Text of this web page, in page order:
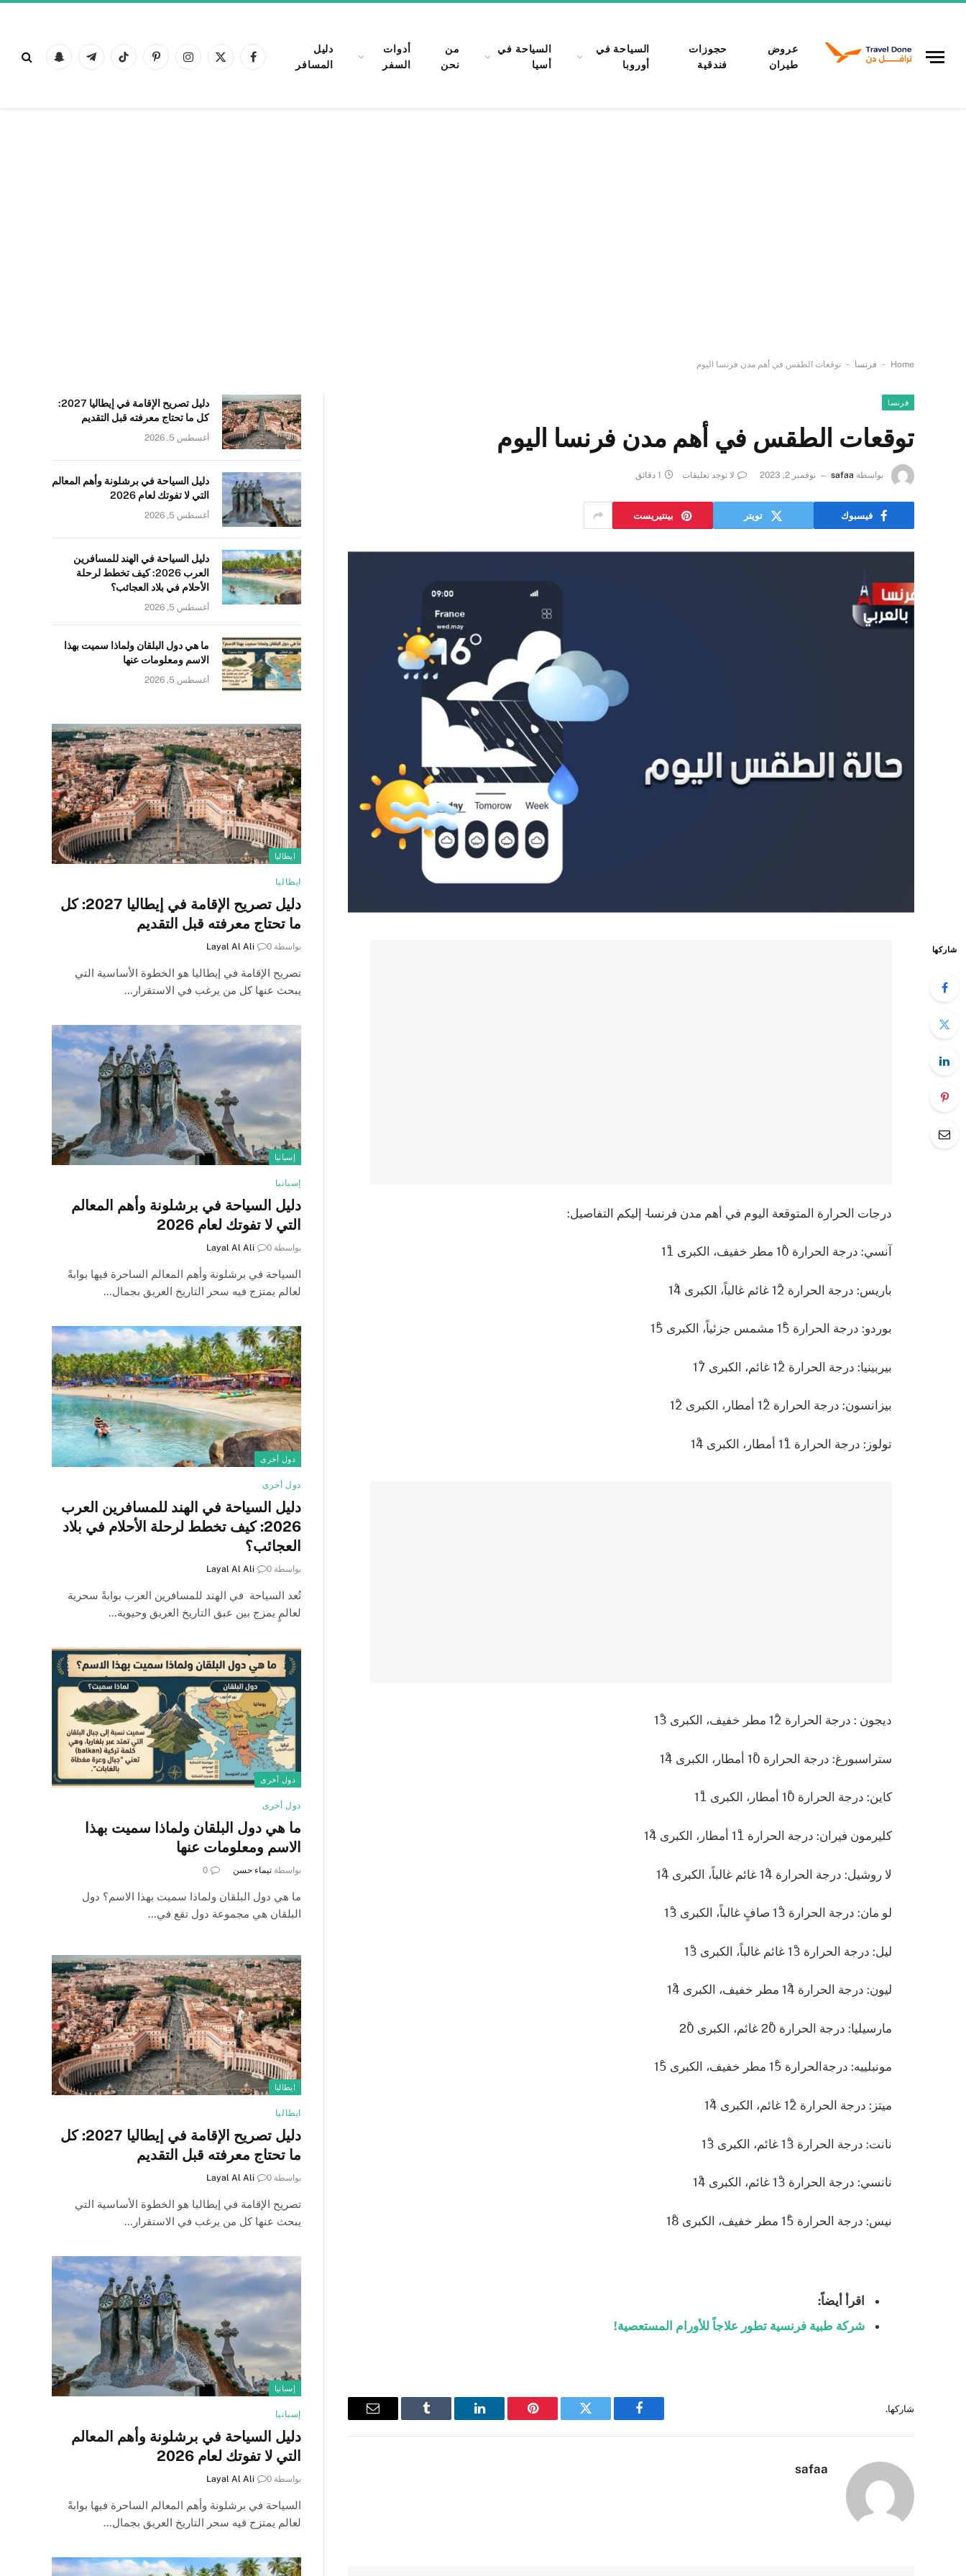
عروض
طيران
حجوزات
فندقية
السياحة في
أوروبا
السياحة في
أسيا
من
نحن
أدوات
السفر
دليل
المسافر
فيسبوكX
الانستغرامبينتيريستتيكتوك تيلقرام Snapchat
Home
- فرنسا - توقعات الطقس في أهم مدن فرنسا اليوم
فرنسا
توقعات الطقس في أهم مدن فرنسا اليوم
بواسطة safaa نوفمبر 2, 2023 لا توجد تعليقات 1 دقائق
فيسبوك تويتر بينتيريست
شاركها
درجات الحرارة المتوقعة اليوم في أهم مدن فرنسا- إليكم التفاصيل:
آنسي: درجة الحرارة 10ْ مطر خفيف، الكبرى 11ْ
باريس: درجة الحرارة 12ْ غائم غالباً، الكبرى 14ْ
بوردو: درجة الحرارة 15ْ مشمس جزئياً، الكبرى 15ْ
بيربينيا: درجة الحرارة 12ْ غائم، الكبرى 17ْ
بيزانسون: درجة الحرارة 12ْ أمطار، الكبرى 12ْ
تولوز: درجة الحرارة 11ْ أمطار، الكبرى 14ْ
ديجون : درجة الحرارة 12ْ مطر خفيف، الكبرى 13ْ
ستراسبورغ: درجة الحرارة 10ْ أمطار، الكبرى 14ْ
كاين: درجة الحرارة 10ْ أمطار، الكبرى 11ْ
كليرمون فيران: درجة الحرارة 11ْ أمطار، الكبرى 14ْ
لا روشيل: درجة الحرارة 14ْ غائم غالباً، الكبرى 14ْ
لو مان: درجة الحرارة 13ْ صافٍ غالباً، الكبرى 13ْ
ليل: درجة الحرارة 13ْ غائم غالباً، الكبرى 13ْ
ليون: درجة الحرارة 14ْ مطر خفيف، الكبرى 14ْ
مارسيليا: درجة الحرارة 20ْ غائم، الكبرى 20ْ
مونبلييه: درجةالحرارة 15ْ مطر خفيف، الكبرى 15ْ
ميتز: درجة الحرارة 12ْ غائم، الكبرى 14ْ
نانت: درجة الحرارة 13ْ غائم، الكبرى 13ْ
نانسي: درجة الحرارة 13ْ غائم، الكبرى 14ْ
نيس: درجة الحرارة 15ْ مطر خفيف، الكبرى 18ْ
اقرأ أيضاً:
شركة طبية فرنسية تطور علاجاً للأورام المستعصية!
شاركها.
فيسبوك تويتر بينتيريستلينكدإن Tumblr
البريد
safaa
دليل تصريح الإقامة في إيطاليا 2027:
كل ما تحتاج معرفته قبل التقديم
أغسطس 5, 2026
دليل السياحة في برشلونة وأهم المعالم
التي لا تفوتك لعام 2026
أغسطس 5, 2026
دليل السياحة في الهند للمسافرين
العرب 2026: كيف تخطط لرحلة
الأحلام في بلاد العجائب؟
أغسطس 5, 2026
ما هي دول البلقان ولماذا سميت بهذا
الاسم ومعلومات عنها
أغسطس 5, 2026
ايطاليا
ايطاليا
دليل تصريح الإقامة في إيطاليا 2027: كل
ما تحتاج معرفته قبل التقديم
بواسطة Layal Al Ali 0
تصريح الإقامة في إيطاليا هو الخطوة الأساسية التي
يبحث عنها كل من يرغب في الاستقرار…
إسبانيا
إسبانيا
دليل السياحة في برشلونة وأهم المعالم
التي لا تفوتك لعام 2026
بواسطة Layal Al Ali 0
السياحة في برشلونة وأهم المعالم الساحرة فيها بوابةً
لعالم يمتزج فيه سحر التاريخ العريق بجمال…
دول أخرى
دول أخرى
دليل السياحة في الهند للمسافرين العرب
2026: كيف تخطط لرحلة الأحلام في بلاد
العجائب؟
بواسطة Layal Al Ali 0
تُعد السياحة في الهند للمسافرين العرب بوابةً سحرية
لعالمٍ يمزج بين عبق التاريخ العريق وحيوية…
دول أخرى
دول أخرى
ما هي دول البلقان ولماذا سميت بهذا
الاسم ومعلومات عنها
بواسطة تيماء حسن 0
ما هي دول البلقان ولماذا سميت بهذا الاسم؟ دول
البلقان هي مجموعة دول تقع في…
ايطاليا
ايطاليا
دليل تصريح الإقامة في إيطاليا 2027: كل
ما تحتاج معرفته قبل التقديم
بواسطة Layal Al Ali 0
تصريح الإقامة في إيطاليا هو الخطوة الأساسية التي
يبحث عنها كل من يرغب في الاستقرار…
إسبانيا
إسبانيا
دليل السياحة في برشلونة وأهم المعالم
التي لا تفوتك لعام 2026
بواسطة Layal Al Ali 0
السياحة في برشلونة وأهم المعالم الساحرة فيها بوابةً
لعالم يمتزج فيه سحر التاريخ العريق بجمال…